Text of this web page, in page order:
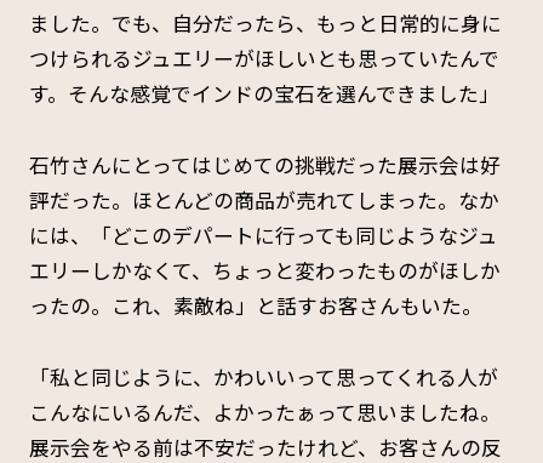
ました。でも、自分だったら、もっと日常的に身に
つけられるジュエリーがほしいとも思っていたんで
す。そんな感覚でインドの宝石を選んできました」
石竹さんにとってはじめての挑戦だった展示会は好
評だった。ほとんどの商品が売れてしまった。なか
には、「どこのデパートに行っても同じようなジュ
エリーしかなくて、ちょっと変わったものがほしか
ったの。これ、素敵ね」と話すお客さんもいた。
「私と同じように、かわいいって思ってくれる人が
こんなにいるんだ、よかったぁって思いましたね。
展示会をやる前は不安だったけれど、お客さんの反